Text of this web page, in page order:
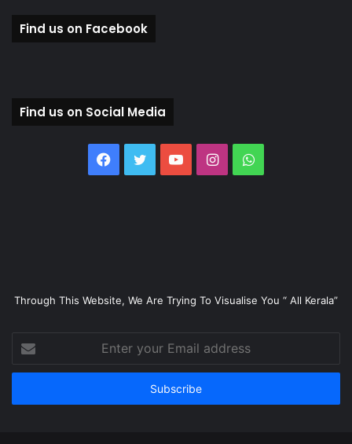
Find us on Facebook
Find us on Social Media
Facebook
TwitterYouTubeInstagramWhatsApp
Through This Website, We Are Trying To Visualise You “ All Kerala”
your
Email